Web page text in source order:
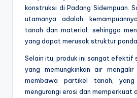
konstruksi di Padang Sidempuan.
utamanya adalah
tanah dan material, sehingga
yang dapat merusak struktur
Selain itu, produk ini sangat efektif
yang memungkinkan air
membawa partikel tanah,
mengurangi erosi dan memperkuat